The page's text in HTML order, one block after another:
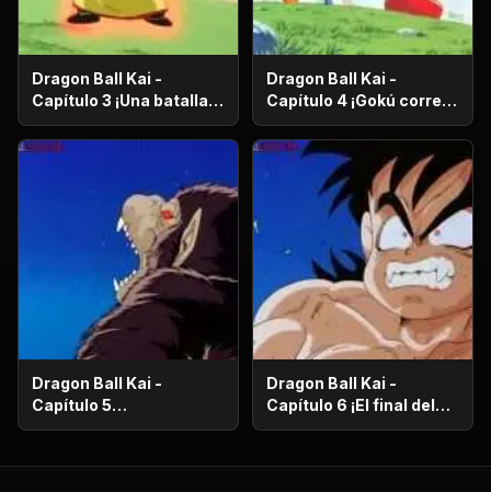
Dragon Ball Kai -
Capítulo 3 ¡Una batalla
de vida o muerte! ¡El
ataque desesperado de
Dragon Ball Kai -
Capítulo 4 ¡Gokú corre
en el más allá! ¡El
camino de la serpiente
de un millón de
kilómetros!
Dragon Ball Kai -
Capítulo 5
¡Supervivencia en el
luna llena despierta a
Dragon Ball Kai -
Capítulo 6 ¡El final del
camino de la serpiente!
Kaio-Sama!